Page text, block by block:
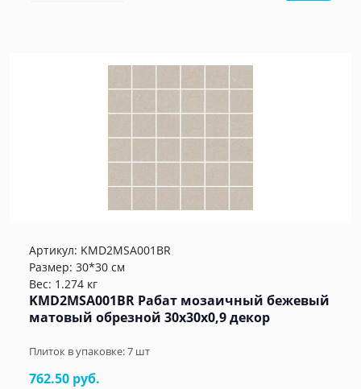
Артикул: KMD2MSA001BR
Размер: 30*30 см
Вес: 1.274 кг
KMD2MSA001BR Рабат мозаичный бежевый
матовый обрезной 30x30x0,9 декор
Плиток в упаковке:7 шт
762.50 руб.